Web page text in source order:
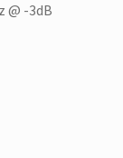
@ -3dB